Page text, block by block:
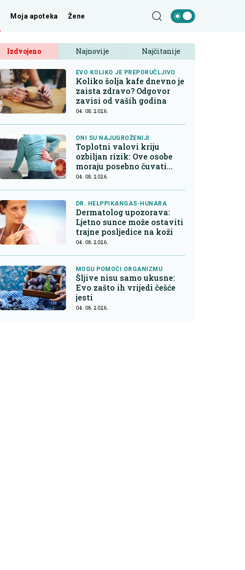
Moja apoteka Žene
Izdvojeno Najnovije Najčitanije
EVO KOLIKO JE PREPORUČLJIVO
Koliko šolja kafe dnevno je
zaista zdravo? Odgovor
zavisi od vaših godina
04. 08. 2026.
ONI SU NAJUGROŽENIJI
Toplotni valovi kriju
ozbiljan rizik: Ove osobe
moraju posebno čuvati
bubrege
04. 08. 2026.
DR. HELPPIKANGAS-HUNARA
Dermatolog upozorava:
Ljetno sunce može ostaviti
trajne posljedice na koži
04. 08. 2026.
MOGU POMOĆI ORGANIZMU
Šljive nisu samo ukusne:
Evo zašto ih vrijedi češće
jesti
04. 08. 2026.